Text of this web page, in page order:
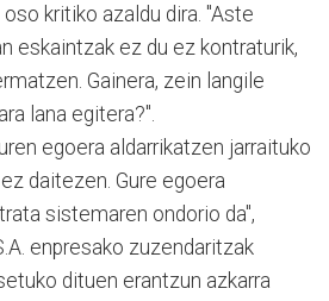
kritiko azaldu dira. "Aste
eskaintzak ez du ez kontraturik,
Gainera, zein langile
lana egitera?".
egoera aldarrikatzen jarraituko
daitezen. Gure egoera
sistemaren ondorio da",
enpresako zuzendaritzak
dituen erantzun azkarra